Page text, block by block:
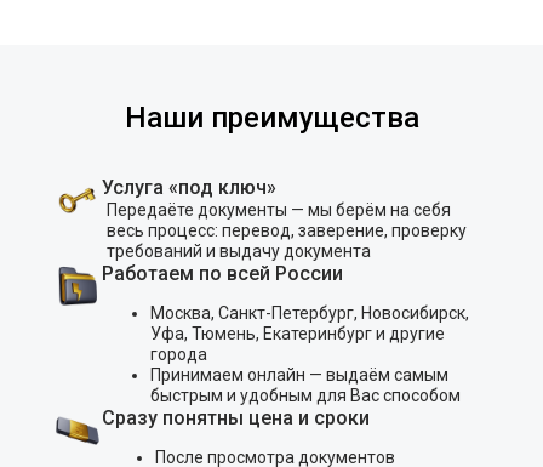
Наши преимущества
Услуга «под ключ»
Передаёте документы — мы берём на себя
весь процесс: перевод, заверение, проверку
требований и выдачу документа
Работаем по всей России
Москва, Санкт-Петербург, Новосибирск,
Уфа, Тюмень, Екатеринбург и другие
города
Принимаем онлайн — выдаём самым
быстрым и удобным для Вас способом
Сразу понятны цена и сроки
После просмотра документов